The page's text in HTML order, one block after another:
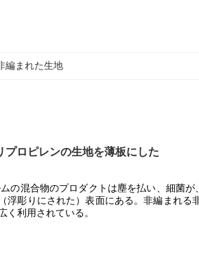
編まれた生地
ロピレンの生地を薄板にした
の混合物のプロダクトは塵を払い、細菌
彫りにされた）表面にある。非編まれる
利用されている。